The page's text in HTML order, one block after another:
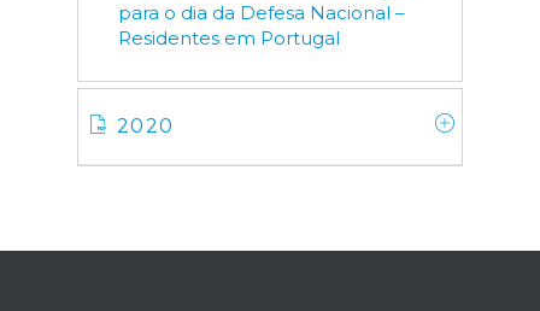
para o dia da Defesa Nacional –
Residentes em Portugal
2020